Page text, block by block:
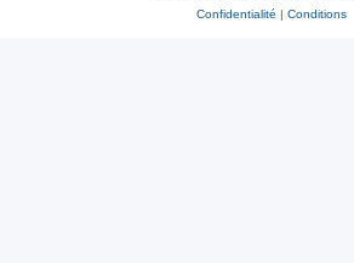
Confidentialité | Conditions